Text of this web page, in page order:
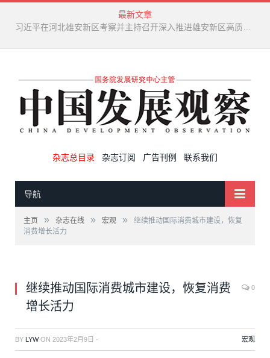
最新文章
新兴产业废弃物循环利用技术演进趋势
杂志总目录 杂志订阅 广告刊例 联系我们
导航
主页 » 杂志在线 » 宏观 »
继续推动国际消费城市建设，恢复
消费增长活力
继续推动国际消费城市建设，恢复消费
增长活力
0
BY LYWON 2023年2月9日 · 宏观